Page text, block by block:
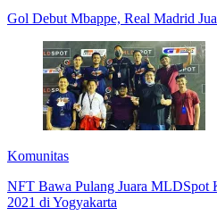
Gol Debut Mbappe, Real Madrid
Komunitas
NFT Bawa Pulang Juara MLDSpot
2021 di Yogyakarta